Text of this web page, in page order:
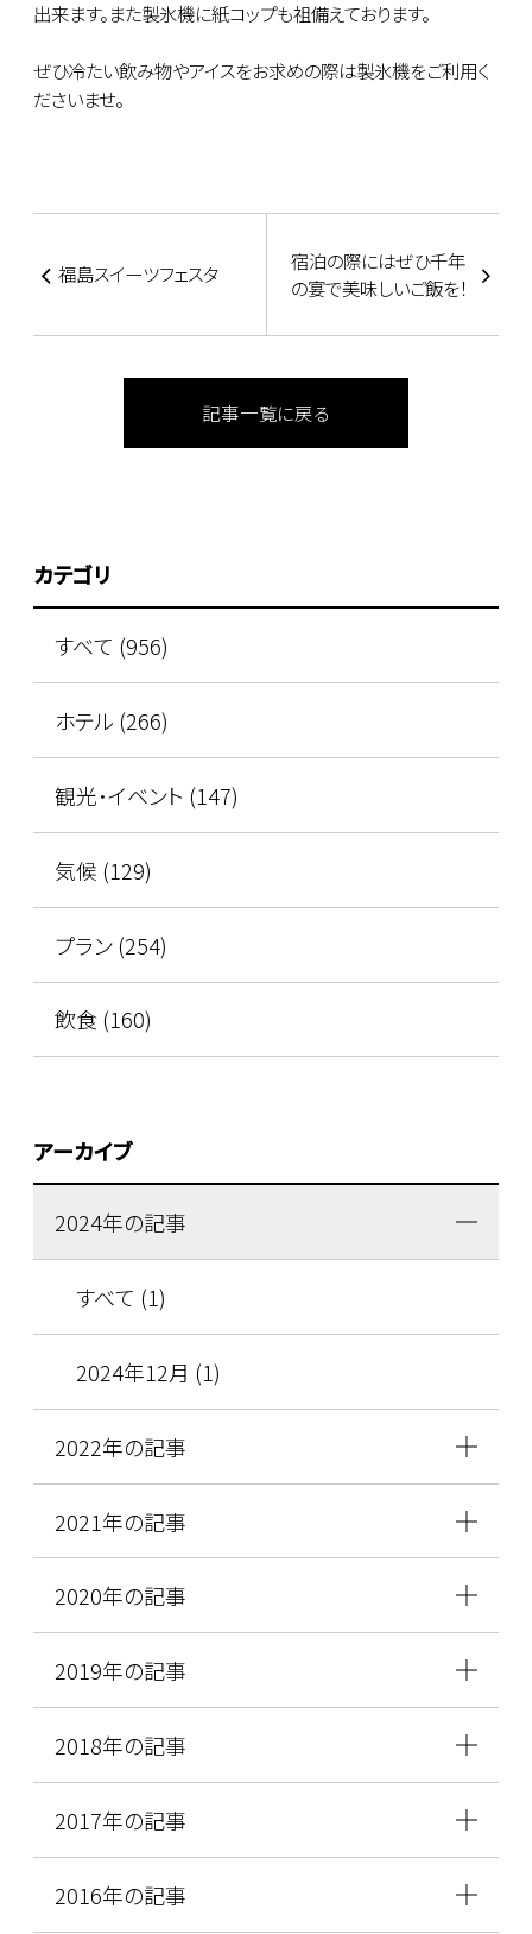
出来ます。また製氷機に紙コップも祖備えております。
ぜひ冷たい飲み物やアイスをお求めの際は製氷機をご利用く
ださいませ。
福島スイーツフェスタ
宿泊の際にはぜひ千年
の宴で美味しいご飯を！
記事一覧に戻る
カテゴリ
すべて (956)
ホテル (266)
観光･イベント (147)
気候 (129)
プラン (254)
飲食 (160)
アーカイブ
2024年の記事
すべて (1)
2024年12月 (1)
2022年の記事
2021年の記事
2020年の記事
2019年の記事
2018年の記事
2017年の記事
2016年の記事